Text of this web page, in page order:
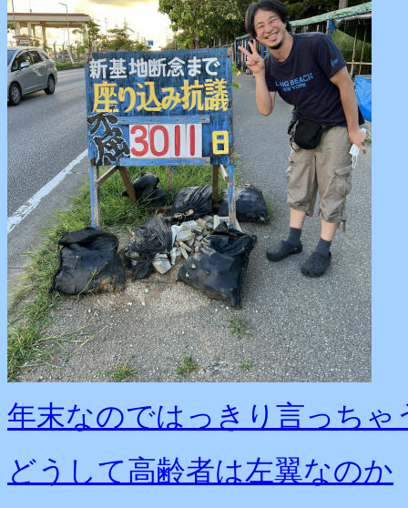
年末なのではっきり言っちゃ
どうして高齢者は左翼なのか